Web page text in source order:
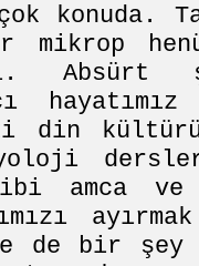
konuda.
mikrop
Absürt
din
amca ve
de bir şey